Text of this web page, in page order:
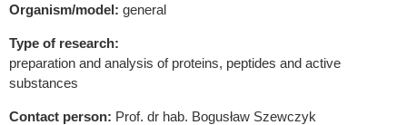
Organism/model: general
Type of research:
preparation and analysis of proteins, peptides and active
substances
Contact person: Prof. dr hab. Bogusław Szewczyk